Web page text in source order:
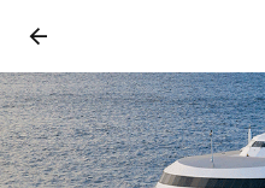
arrow_back